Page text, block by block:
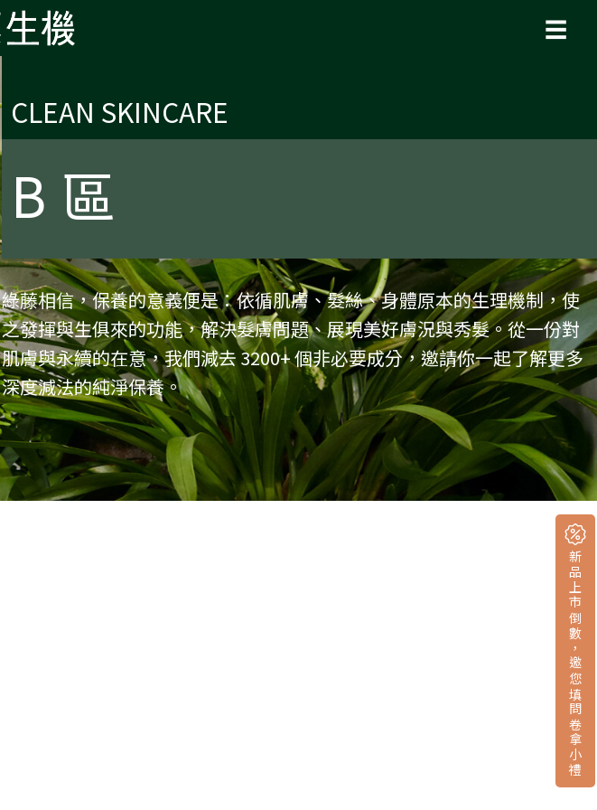
☰
CLEAN SKINCARE
B 區
綠藤相信，保養的意義便是：依循肌膚、髮絲、身體原本的生理機制，使
之發揮與生俱來的功能，解決髮膚問題、展現美好膚況與秀髮。從一份對
肌膚與永續的在意，我們減去 3200+ 個非必要成分，邀請你一起了解更多
深度減法的純淨保養。
新品上市倒數，邀您填問卷拿小禮